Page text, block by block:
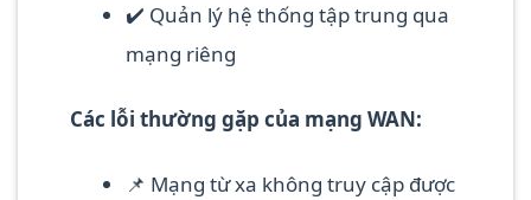
✔️ Quản lý hệ thống tập trung qua
mạng riêng
Các lỗi thường gặp của mạng WAN:
📌 Mạng từ xa không truy cập được